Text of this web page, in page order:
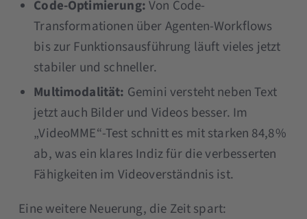
Code-Optimierung:Von Code-
Transformationen über Agenten-Workflows
bis zur Funktionsausführung läuft vieles jetzt
stabiler und schneller.
Multimodalität: Gemini versteht neben Text
jetzt auch Bilder und Videos besser. Im
„VideoMME“-Test schnitt es mit starken 84,8 %
ab, was ein klares Indiz für die verbesserten
Fähigkeiten im Videoverständnis ist.
Eine weitere Neuerung, die Zeit spart: